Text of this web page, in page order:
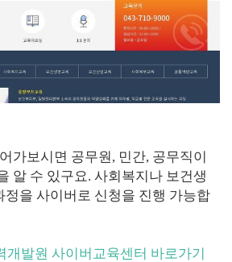
가보시면 공무원, 민간, 공무직이
알 수 있구요. 사회복지나 보건생
정을 사이버로 신청을 진행 가능합
개발원 사이버교육센터 바로가기